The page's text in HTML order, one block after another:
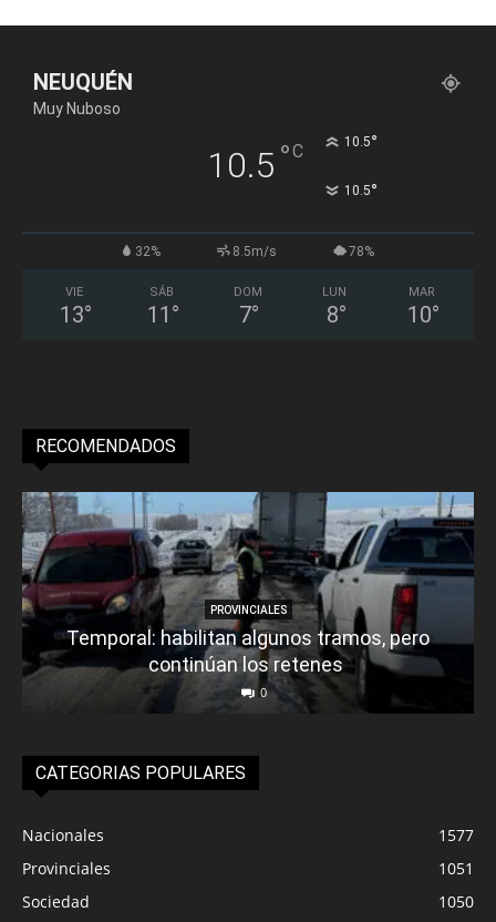
NEUQUÉN
Muy Nuboso
10.5 °C 10.5°
10.5°
32% 8.5m/s 78%
VIE
13°
SÁB
11 °
DOM
7°
LUN
8°
MAR
10°
RECOMENDADOS
PROVINCIALES
Temporal: habilitan algunos tramos, pero
continúan los retenes
0
CATEGORIAS POPULARES
Nacionales
1577
Provinciales
1051
Sociedad
1050